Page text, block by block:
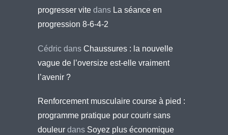
progresser vite dans La séance en
progression 8-6-4-2
Cédric dans Chaussures : la nouvelle
vague de l’oversize est-elle vraiment
l’avenir ?
Renforcement musculaire course à pied :
programme pratique pour courir sans
douleur dans Soyez plus économique